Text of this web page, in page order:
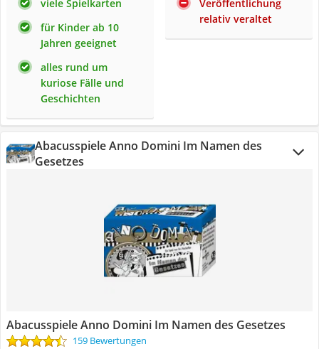
viele Spielkarten
für Kinder ab 10
Jahren geeignet
alles rund um
kuriose Fälle und
Geschichten
Veröffentlichung
relativ veraltet
Abacusspiele Anno Domini Im Namen des
Gesetzes
Abacusspiele Anno Domini Im Namen des Gesetzes
159 Bewertungen